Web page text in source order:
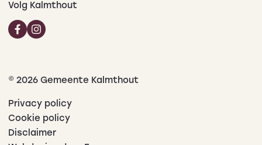
Volg Kalmthout
© 2026 Gemeente Kalmthout
Privacy policy
Cookie policy
Disclaimer